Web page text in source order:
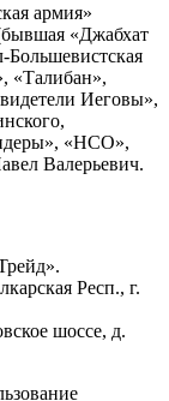
армия»
«Джабхат
Иеговы»,
«НСО»,
Валерьевич.
Респ., г.
шоссе, д.